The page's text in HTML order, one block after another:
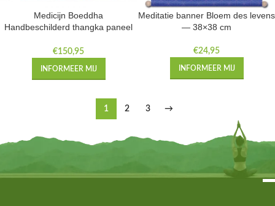
Medicijn Boeddha
Handbeschilderd thangka paneel
€150,95
INFORMEER MIJ
Meditatie banner Bloem des levens
— 38×38 cm
€24,95
INFORMEER MIJ
1 2 3 →